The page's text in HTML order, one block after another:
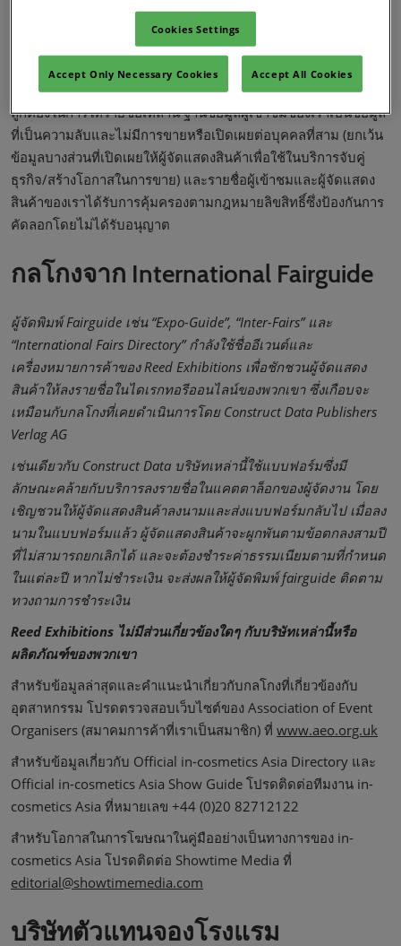
รายชื่อผู้เข้าร่วมงาน
โปรดระวังบริษัทที่อาจติดต่อคุณเพื่อเสนอขายรายชื่อผู้เข้าร่วมงาน
เนื่องจากมีความเป็นไปได้น้อยมากที่พวกเขาจะมีสิทธิ์หรือข้อมูลที่
ถูกต้องในการให้รายชื่อเหล่านี้ ฐานข้อมูลผู้เข้าชมของเราเป็นข้อมูล
ที่เป็นความลับและไม่มีการขายหรือเปิดเผยต่อบุคคลที่สาม (ยกเว้น
ข้อมูลบางส่วนที่เปิดเผยให้ผู้จัดแสดงสินค้าเพื่อใช้ในบริการจับคู่
ธุรกิจ/สร้างโอกาสในการขาย) และรายชื่อผู้เข้าชมและผู้จัดแสดง
สินค้าของเราได้รับการคุ้มครองตามกฎหมายลิขสิทธิ์ซึ่งป้องกันการ
คัดลอกโดยไม่ได้รับอนุญาต
กลโกงจาก International Fairguide
ผู้จัดพิมพ์ Fairguide เช่น “Expo-Guide”, “Inter-Fairs” และ
“International Fairs Directory” กำลังใช้ชื่ออีเวนต์และ
เครื่องหมายการค้าของ Reed Exhibitions เพื่อชักชวนผู้จัดแสดง
สินค้าให้ลงรายชื่อในไดเรกทอรีออนไลน์ของพวกเขา ซึ่งเกือบจะ
เหมือนกับกลโกงที่เคยดำเนินการโดย Construct Data Publishers
Verlag AG
เช่นเดียวกับ Construct Data บริษัทเหล่านี้ใช้แบบฟอร์มซึ่งมี
ลักษณะคล้ายกับบริการลงรายชื่อในแคตตาล็อกของผู้จัดงาน โดย
เชิญชวนให้ผู้จัดแสดงสินค้าลงนามและส่งแบบฟอร์มกลับไป เมื่อลง
นามในแบบฟอร์มแล้ว ผู้จัดแสดงสินค้าจะผูกพันตามข้อตกลงสามปี
ที่ไม่สามารถยกเลิกได้ และจะต้องชำระค่าธรรมเนียมตามที่กำหนด
ในแต่ละปี หากไม่ชำระเงิน จะส่งผลให้ผู้จัดพิมพ์ fairguide ติดตาม
ทวงถามการชำระเงิน
Reed Exhibitions ไม่มีส่วนเกี่ยวข้องใดๆ กับบริษัทเหล่านี้หรือ
ผลิตภัณฑ์ของพวกเขา
สำหรับข้อมูลล่าสุดและคำแนะนำเกี่ยวกับกลโกงที่เกี่ยวข้องกับ
อุตสาหกรรม โปรดตรวจสอบเว็บไซต์ของ Association of Event
Organisers (สมาคมการค้าที่เราเป็นสมาชิก) ที่ www.aeo.org.uk
สำหรับข้อมูลเกี่ยวกับ Official in-cosmetics Asia Directory และ
Official in-cosmetics Asia Show Guide โปรดติดต่อทีมงาน in-
cosmetics Asia ที่หมายเลข +44 (0)20 82712122
สำหรับโอกาสในการโฆษณาในคู่มืออย่างเป็นทางการของ in-
cosmetics Asia โปรดติดต่อ Showtime Media ที่
editorial@showtimemedia.com
บริษัทตัวแทนจองโรงแรม
Cookies Settings
Accept Only Necessary Cookies Accept All Cookies